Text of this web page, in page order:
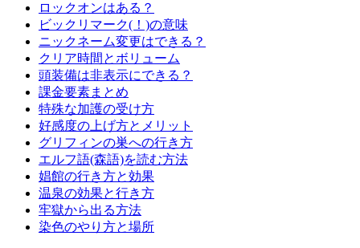
ロックオンはある？
ビックリマーク(！)の意味
ニックネーム変更はできる？
クリア時間とボリューム
頭装備は非表示にできる？
課金要素まとめ
特殊な加護の受け方
好感度の上げ方とメリット
グリフィンの巣への行き方
エルフ語(森語)を読む方法
娼館の行き方と効果
温泉の効果と行き方
牢獄から出る方法
染色のやり方と場所